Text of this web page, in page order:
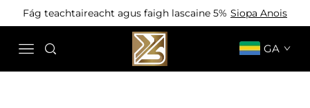
Fág teachtaireacht agus faigh lascaine 5% Siopa Anois
GA